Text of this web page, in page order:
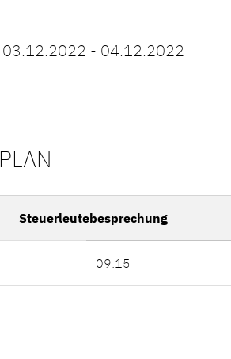
03.12.2022 - 04.12.2022
Steuerleutebesprechung
09:15